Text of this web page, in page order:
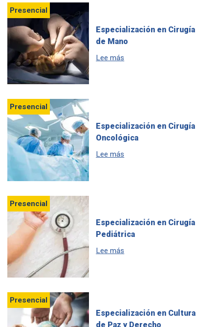
Presencial
Especialización en Cirugía
de Mano
Lee más
Presencial
Especialización en Cirugía
Oncológica
Lee más
Presencial
Especialización en Cirugía
Pediátrica
Lee más
Presencial
Especialización en Cultura
de Paz y Derecho